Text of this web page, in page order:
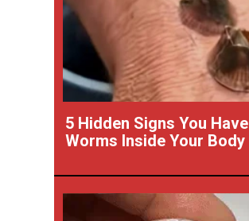
5 Hidden Signs You Have
Worms Inside Your Body